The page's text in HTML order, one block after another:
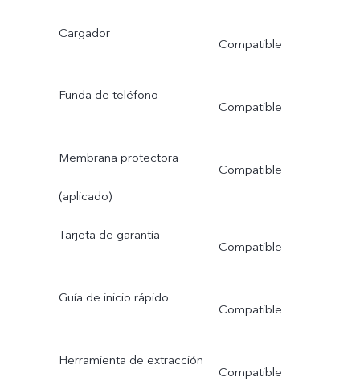
Cargador
Compatible
Funda de teléfono
Compatible
Membrana protectora
(aplicado)
Compatible
Tarjeta de garantía
Compatible
Guía de inicio rápido
Compatible
Herramienta de extracción
Compatible